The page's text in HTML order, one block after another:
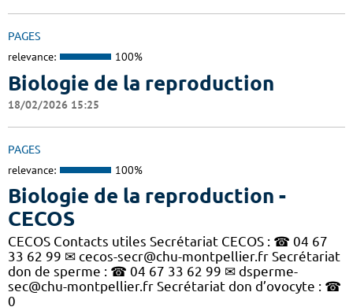
PAGES
relevance: 100%
Biologie de la reproduction
18/02/2026 15:25
PAGES
relevance: 100%
Biologie de la reproduction -
CECOS
CECOS Contacts utiles Secrétariat CECOS : ☎ 04 67
33 62 99 ✉ cecos-secr@chu-montpellier.fr Secrétariat
don de sperme : ☎ 04 67 33 62 99 ✉ dsperme-
sec@chu-montpellier.fr Secrétariat don d’ovocyte : ☎
0